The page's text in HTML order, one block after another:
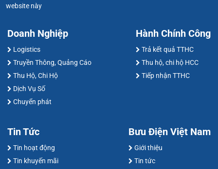
website này
Doanh Nghiệp
Logistics
Truyền Thông, Quảng Cáo
Thu Hộ, Chi Hộ
Dịch Vụ Số
Chuyển phát
Hành Chính Công
Trả kết quả TTHC
Thu hộ, chi hộ HCC
Tiếp nhận TTHC
Tin Tức
Tin hoạt động
Tin khuyến mãi
Bưu Điện Việt Nam
Giới thiệu
Tin tức